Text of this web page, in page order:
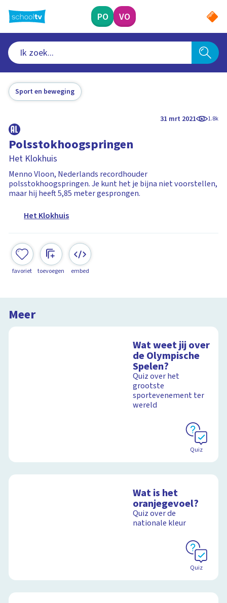
naar
hoofdinhoud
PO VO
Sport en beweging
31 mrt 2021 1.8k
Polsstokhoogspringen
Het Klokhuis
Menno Vloon, Nederlands recordhouder
polsstokhoogspringen. Je kunt het je bijna niet voorstellen,
maar hij heeft 5,85 meter gesprongen.
Het Klokhuis
favoriet toevoegen embed
Meer
Wat weet jij over
de Olympische
Spelen?
Quiz over het
grootste
sportevenement ter
wereld
Quiz
Wat is het
oranjegevoel?
Quiz over de
nationale kleur
Quiz